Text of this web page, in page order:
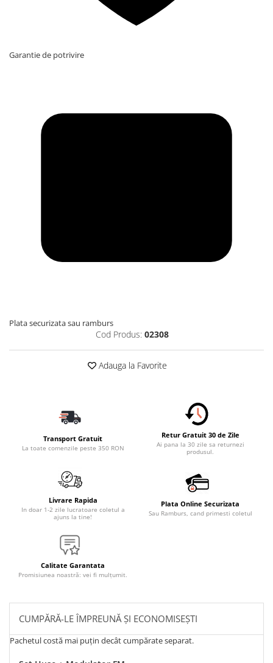
Garantie de potrivire
Plata securizata sau ramburs
Cod Produs: 02308
Adauga la Favorite
Transport Gratuit
La toate comenzile peste 350 RON
Retur Gratuit 30 de Zile
Ai pana la 30 zile sa returnezi
produsul.
Livrare Rapida
In doar 1-2 zile lucratoare coletul a
ajuns la tine!
Plata Online Securizata
Sau Ramburs, cand primesti coletul
Calitate Garantata
Promisiunea noastră: vei fi mulțumit.
CUMPĂRĂ-LE ÎMPREUNĂ ȘI ECONOMISEȘTI
Pachetul costă mai puțin decât cumpărate separat.